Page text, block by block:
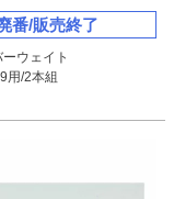
番/販売終了
ウェイト
用/2本組